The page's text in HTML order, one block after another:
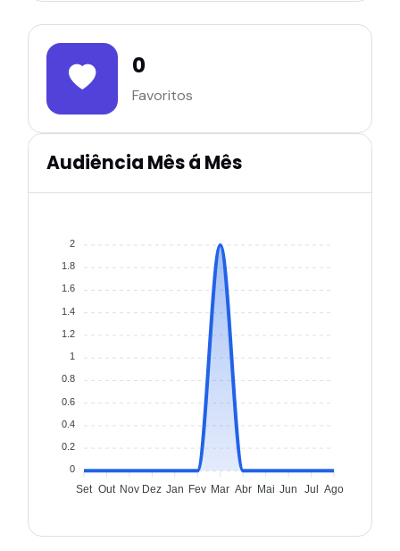
0
Favoritos
Audiência Mês á Mês
2
1.8
1.6
1.4
1.2
1
0.8
0.6
0.4
0.2
0
Set Out Nov Dez Jan Fev Mar Abr Mai Jun Jul Ago